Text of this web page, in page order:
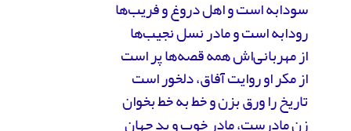
سودابه است و اهل دروغ و فریب‌ها
رودابه است و مادر نسل نجیب‌ها
از مهربانی‌اش همه‌ قصه‌ها پر است
از مکر او روایت آفاق، دلخور است
تاریخ را ورق بزن و خط به خط بخوان
زن مادرست، مادر خوب و بد جهان